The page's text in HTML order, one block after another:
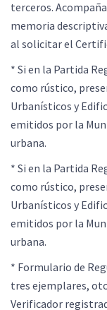
terceros.
memoria
al solicitar el
* Si en la Partida
como rústico,
Urbanísticos y
emitidos por la
urbana.
* Si en la Partida
como rústico,
Urbanísticos y
emitidos por la
urbana.
* Formulario de
tres ejemplares,
Verificador